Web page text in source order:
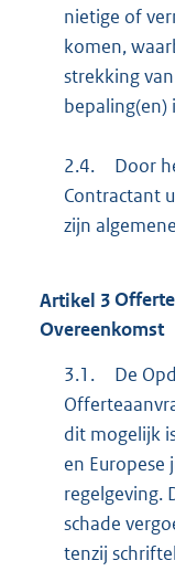
nietige of
komen,
strekking
bepaling(en)
2.4.
Door
Contractant
zijn
Artikel 3
Overeenkomst
3.1.
De
dit mogelijk
en
regelgeving.
schade
tenzij